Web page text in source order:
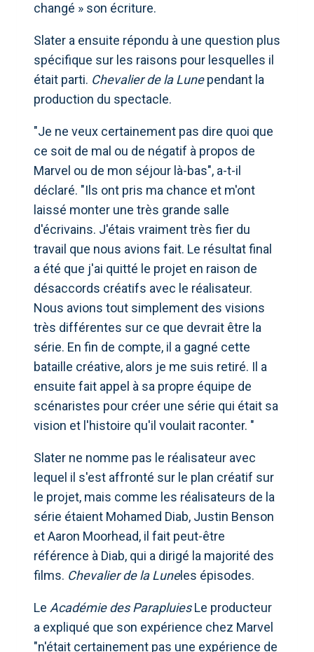
changé » son écriture.
Slater a ensuite répondu à une question plus
spécifique sur les raisons pour lesquelles il
était parti. Chevalier de la Lunependant la
production du spectacle.
"Je ne veux certainement pas dire quoi que
ce soit de mal ou de négatif à propos de
Marvel ou de mon séjour là-bas", a-t-il
déclaré. "Ils ont pris ma chance et m'ont
laissé monter une très grande salle
d'écrivains. J'étais vraiment très fier du
travail que nous avions fait. Le résultat final
a été que j'ai quitté le projet en raison de
désaccords créatifs avec le réalisateur.
Nous avions tout simplement des visions
très différentes sur ce que devrait être la
série. En fin de compte, il a gagné cette
bataille créative, alors je me suis retiré. Il a
ensuite fait appel à sa propre équipe de
scénaristes pour créer une série qui était sa
vision et l'histoire qu'il voulait raconter. "
Slater ne nomme pas le réalisateur avec
lequel il s'est affronté sur le plan créatif sur
le projet, mais comme les réalisateurs de la
série étaient Mohamed Diab, Justin Benson
et Aaron Moorhead, il fait peut-être
référence à Diab, qui a dirigé la majorité des
films. Chevalier de la Luneles épisodes.
Le Académie des ParapluiesLe producteur
a expliqué que son expérience chez Marvel
"n'était certainement pas une expérience de